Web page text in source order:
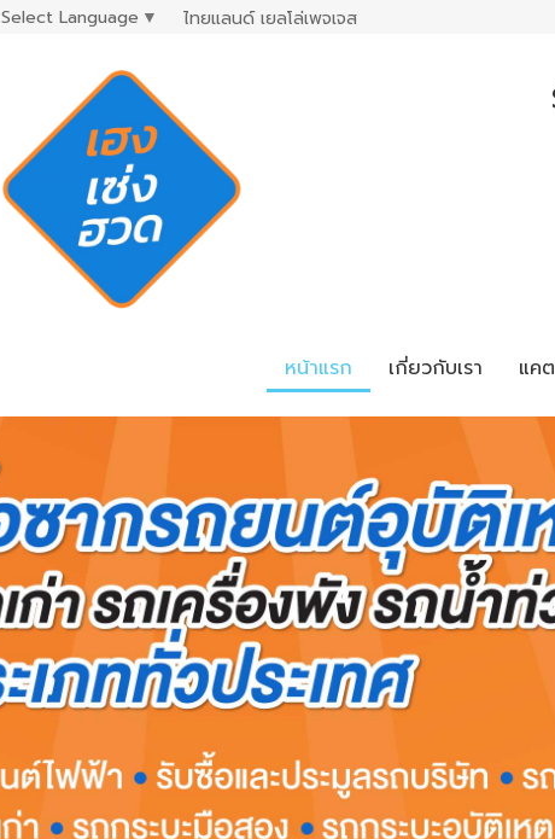
Select Language ▼ ไทยแลนด์ เยลโล่เพจเจส
หน้าแรก เกี่ยวกับเรา แค